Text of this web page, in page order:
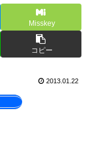
Misskey
コピー
2013.01.22